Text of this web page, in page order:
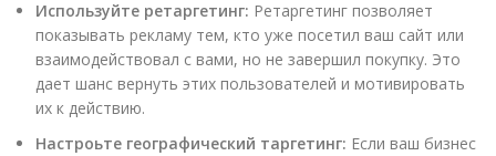
Используйте ретаргетинг: Ретаргетинг позволяет
показывать рекламу тем, кто уже посетил ваш сайт или
взаимодействовал с вами, но не завершил покупку. Это
дает шанс вернуть этих пользователей и мотивировать
их к действию.
Настроьте географический таргетинг: Если ваш бизнес